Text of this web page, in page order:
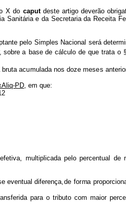
X do caput deste artigo deverão
Sanitária e da Secretaria da Receita
pelo Simples Nacional será determ
sobre a base de cálculo de que trata o
bruta acumulada nos doze meses
PD, em que:
efetiva, mul tiplicada pelo percentual de
eventual diferença,de forma proporcio
ansferida para o tri buto com maior